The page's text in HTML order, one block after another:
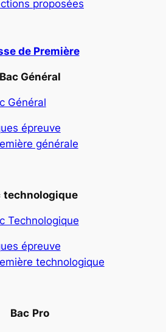
proposées
de Première
Bac Général
Général
épreuve
générale
technologique
Technologique
épreuve
technologique
Bac Pro